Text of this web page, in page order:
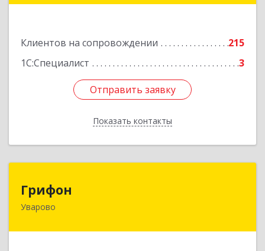
Клиентов на сопровождении
215
1С:Специалист
3
Отправить заявку
Показать контакты
Отправить заявку
Назад
Грифон
Уварово
393461, Тамбовская обл, Уварово г, Южная ул,